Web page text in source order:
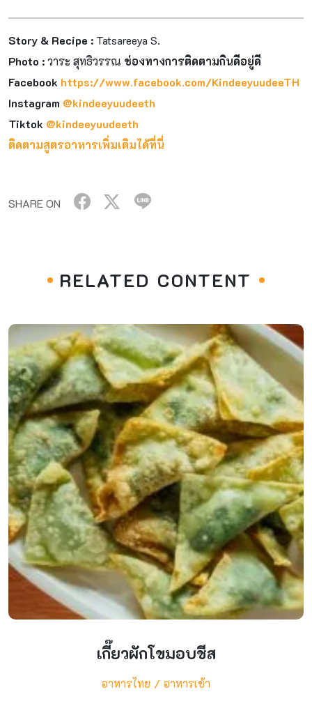
Story & Recipe : Tatsareeya S.
Photo :วาระ สุทธิวรรณ ช่องทางการติดตามกินดีอยู่ดี
Facebook https://www.facebook.com/KindeeyuudeeTH
Instagram @kindeeyuudeeth
Tiktok @kindeeyuudeeth
ติดตามสูตรอาหารเพิ่มเติมได้ที่นี่
SHARE ON
RELATED CONTENT
เกี๊ยวผักโขมอบชีส
อาหารไทย อาหารเช้า